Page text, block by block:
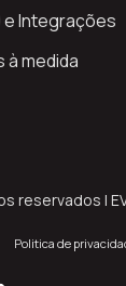
e Integrações
medida
|
Politica de